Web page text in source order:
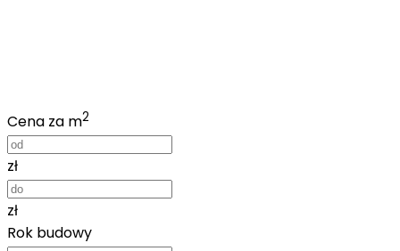
Cena za m2
zł
zł
Rok budowy